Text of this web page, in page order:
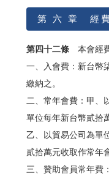
第 六 章 經
第四十二條本會經費
一、入會費：新台幣
繳納之。
二、常年會費：甲、
單位每年新台幣貳拾
乙、以貿易公司為單
貳拾萬元收取作常年
三、贊助會員常年費